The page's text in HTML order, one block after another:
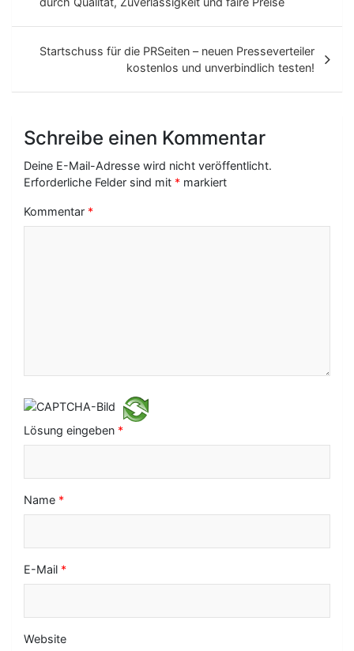
i
g
N
o
Startschuss für die PRSeiten – neuen Presseverteiler
kostenlos und unverbindlich testen!
Schreibe einen Kommentar
Deine E-Mail-Adresse wird nicht veröffentlicht.
Erforderliche Felder sind mit * markiert
Kommentar *
Lösung eingeben *
Name *
E-Mail *
Website